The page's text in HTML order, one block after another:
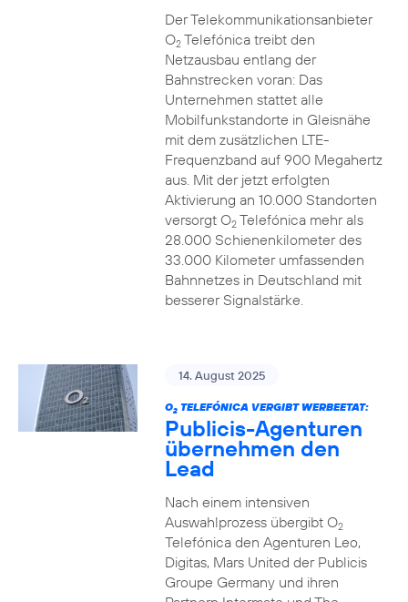
Der Telekommunikationsanbieter
O2Telefónica treibt den
Netzausbau entlang der
Bahnstrecken voran: Das
Unternehmen stattet alle
Mobilfunkstandorte in Gleisnähe
mit dem zusätzlichen LTE-
Frequenzband auf 900 Megahertz
aus. Mit der jetzt erfolgten
Aktivierung an 10.000 Standorten
versorgt O2Telefónica mehr als
28.000 Schienenkilometer des
33.000 Kilometer umfassenden
Bahnnetzes in Deutschland mit
besserer Signalstärke.
14. August 2025
O2TELEFÓNICA VERGIBT WERBEETAT:
Publicis-Agenturen
übernehmen den
Lead
Nach einem intensiven
Auswahlprozess übergibt O2
Telefónica den Agenturen Leo,
Digitas, Mars United der Publicis
Groupe Germany und ihren